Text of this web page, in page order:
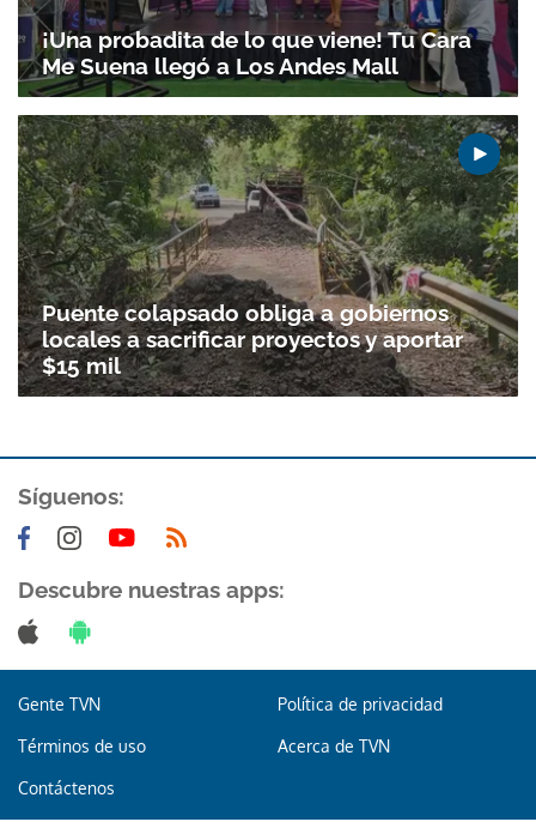
¡Una probadita de lo que viene! Tu Cara
Me Suena llegó a Los Andes Mall
Puente colapsado obliga a gobiernos
locales a sacrificar proyectos y aportar
$15 mil
Síguenos:
Descubre nuestras apps:
Gente TVN Política de privacidad
Términos de uso Acerca de TVN
Contáctenos